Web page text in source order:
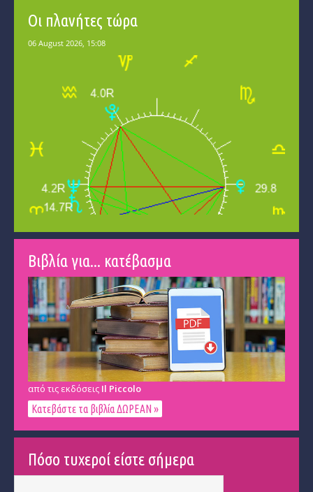
Οι πλανήτες τώρα
Βιβλία για... κατέβασμα
από τις εκδόσεις Il Piccolo
Κατεβάστε τα βιβλία ΔΩΡΕΑΝ »
Πόσο τυχεροί είστε σήμερα